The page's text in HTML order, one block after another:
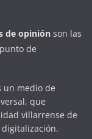
de opinión son las
de
un medio de
que
villarrense de